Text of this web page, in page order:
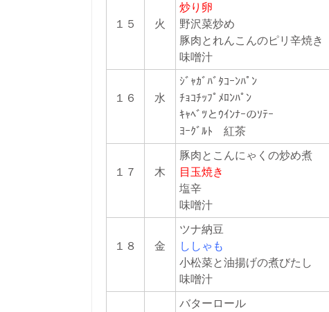
１５ 火
炒り卵
野沢菜炒め
豚肉とれんこんのピリ辛焼き
味噌汁
１６ 水
ｼﾞｬｶﾞﾊﾞﾀｺｰﾝﾊﾟﾝ
ﾁｮｺﾁｯﾌﾟﾒﾛﾝﾊﾟﾝ
ｷｬﾍﾞﾂとｳｲﾝﾅｰのｿﾃｰ
ﾖｰｸﾞﾙﾄ 紅茶
１７ 木
豚肉とこんにゃくの炒め煮
目玉焼き
塩辛
味噌汁
１８ 金
ツナ納豆
ししゃも
小松菜と油揚げの煮びたし
味噌汁
バターロール